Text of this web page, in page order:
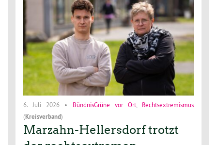
6. Juli 2026 • BündnisGrüne vor Ort, Rechtsextremismus
(Kreisverband)
Marzahn-Hellersdorf trotzt